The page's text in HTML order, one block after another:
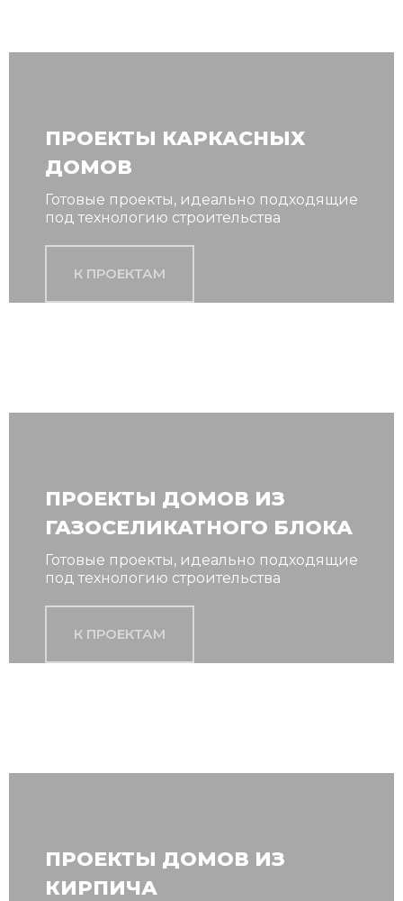
ПРОЕКТЫ КАРКАСНЫХ
ДОМОВ
Готовые проекты, идеально подходящие
под технологию строительства
К ПРОЕКТАМ
ПРОЕКТЫ ДОМОВ ИЗ
ГАЗОСЕЛИКАТНОГО БЛОКА
Готовые проекты, идеально подходящие
под технологию строительства
К ПРОЕКТАМ
ПРОЕКТЫ ДОМОВ ИЗ
КИРПИЧА